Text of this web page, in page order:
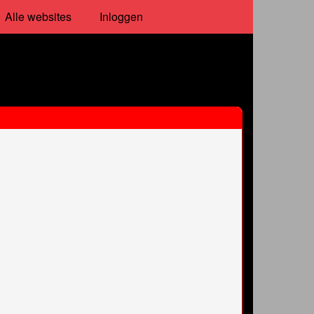
Alle websites Inloggen